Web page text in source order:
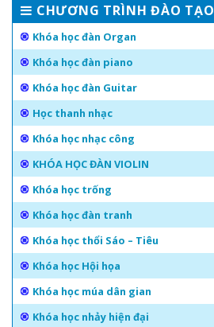
CHƯƠNG TRÌNH ĐÀO TẠO
Khóa học đàn Organ
Khóa học đàn piano
Khóa học đàn Guitar
Học thanh nhạc
Khóa học nhạc công
KHÓA HỌC ĐÀN VIOLIN
Khóa học trống
Khóa học đàn tranh
Khóa học thổi Sáo – Tiêu
Khóa học Hội họa
Khóa học múa dân gian
Khóa học nhảy hiện đại